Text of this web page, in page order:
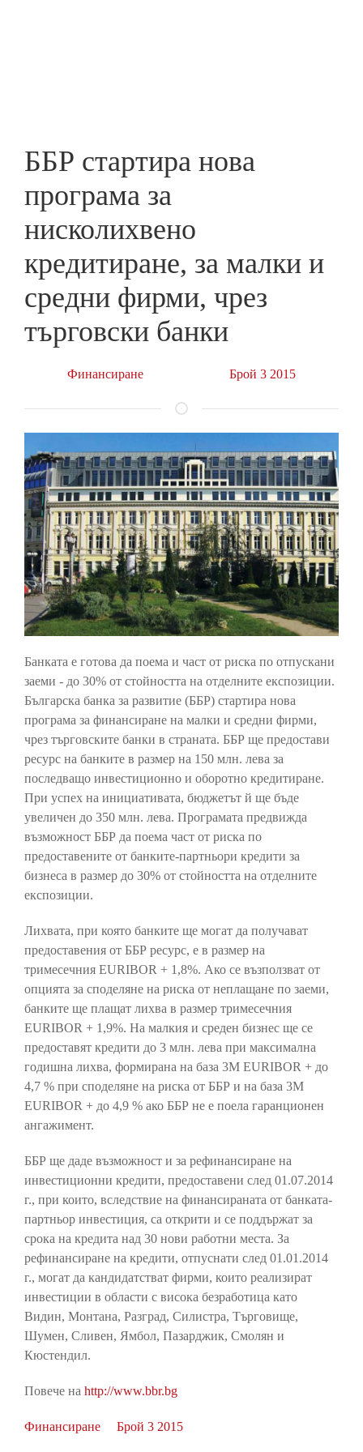
ББР стартира нова
програма за
нисколихвено
кредитиране, за малки и
средни фирми, чрез
търговски банки
Финансиране Брой 3 2015
Банката е готова да поема и част от риска по отпускани
заеми - до 30% от стойността на отделните експозиции.
Българска банка за развитие (ББР) стартира нова
програма за финансиране на малки и средни фирми,
чрез търговските банки в страната. ББР ще предостави
ресурс на банките в размер на 150 млн. лева за
последващо инвестиционно и оборотно кредитиране.
При успех на инициативата, бюджетът й ще бъде
увеличен до 350 млн. лева. Програмата предвижда
възможност ББР да поема част от риска по
предоставените от банките-партньори кредити за
бизнеса в размер до 30% от стойността на отделните
експозиции.
Лихвата, при която банките ще могат да получават
предоставения от ББР ресурс, е в размер на
тримесечния EURIBOR + 1,8%. Ако се възползват от
опцията за споделяне на риска от неплащане по заеми,
банките ще плащат лихва в размер тримесечния
EURIBOR + 1,9%. На малкия и среден бизнес ще се
предоставят кредити до 3 млн. лева при максимална
годишна лихва, формирана на база 3М EURIBOR + до
4,7 % при споделяне на риска от ББР и на база 3М
EURIBOR + до 4,9 % ако ББР не е поела гаранционен
ангажимент.
ББР ще даде възможност и за рефинансиране на
инвестиционни кредити, предоставени след 01.07.2014
г., при които, вследствие на финансираната от банката-
партньор инвестиция, са открити и се поддържат за
срока на кредита над 30 нови работни места. За
рефинансиране на кредити, отпуснати след 01.01.2014
г., могат да кандидатстват фирми, които реализират
инвестиции в области с висока безработица като
Видин, Монтана, Разград, Силистра, Търговище,
Шумен, Сливен, Ямбол, Пазарджик, Смолян и
Кюстендил.
Повече на http://www.bbr.bg
Финансиране Брой 3 2015